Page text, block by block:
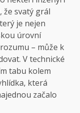
že svatý grál
je nejen
úrovní
– může k
V technické
tabu kolem
která
začalo